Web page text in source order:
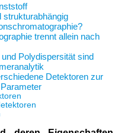
strukturabhängig
trennt allein nach
Polydispersität sind
Detektoren zur